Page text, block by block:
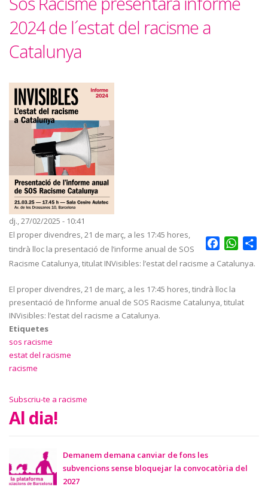
2024 de l´estat del racisme a
Catalunya
dj., 27/02/2025 - 10:41
Facebook
El proper divendres, 21 de març, a les 17:45 hores,
tindrà lloc la presentació de l’informe anual de SOS
Racisme Catalunya, titulat INVisibles: l’estat del racisme a Catalunya.
El proper divendres, 21 de març, a les 17:45 hores, tindrà lloc la
presentació de l’informe anual de SOS Racisme Catalunya, titulat
INVisibles: l’estat del racisme a Catalunya.
Etiquetes
sos racisme
estat del racisme
racisme
Subscriu-te a racisme
Al dia!
Demanem demana canviar de fons les
subvencions sense bloquejar la convocatòria del
2027